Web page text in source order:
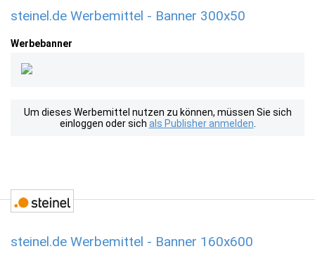
steinel.de Werbemittel - Banner 300x50
Werbebanner
Um dieses Werbemittel nutzen zu können, müssen Sie sich
einloggen oder sich als Publisher anmelden
steinel.de Werbemittel - Banner 160x600